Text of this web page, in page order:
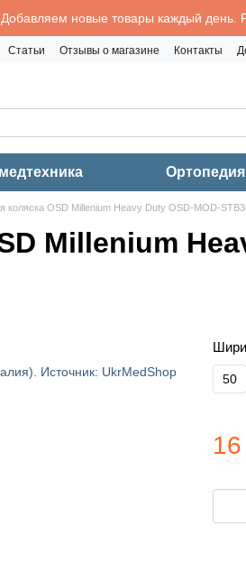
новые товары каждый день.
Статьи Отзывы о магазине Контакты
Ортопедия
коляска OSD Millenium Heavy Duty OSD-MOD-
Millenium
50